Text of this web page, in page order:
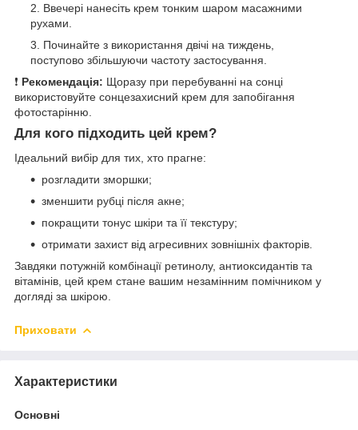
Ввечері нанесіть крем тонким шаром масажними
рухами.
Починайте з використання двічі на тиждень,
поступово збільшуючи частоту застосування.
❗ Рекомендація: Щоразу при перебуванні на сонці
використовуйте сонцезахисний крем для запобігання
фотостарінню.
Для кого підходить цей крем?
Ідеальний вибір для тих, хто прагне:
розгладити зморшки;
зменшити рубці після акне;
покращити тонус шкіри та її текстуру;
отримати захист від агресивних зовнішніх факторів.
Завдяки потужній комбінації ретинолу, антиоксидантів та
вітамінів, цей крем стане вашим незамінним помічником у
догляді за шкірою.
Приховати
Характеристики
Основні